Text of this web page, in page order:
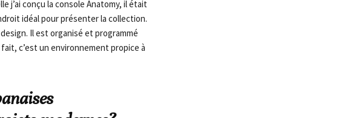
j’ai conçu la console Anatomy, il était
idéal pour présenter la collection.
Il est organisé et programmé
c’est un environnement propice à